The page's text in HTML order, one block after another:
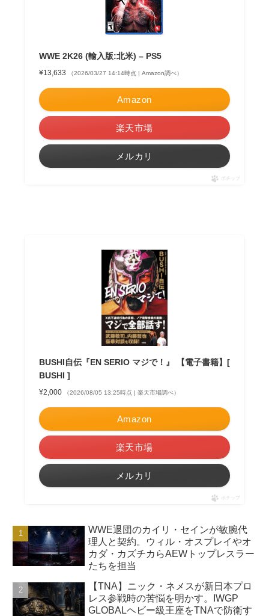
WWE 2K26 (輸入版:北米) – PS5
¥13,633 （2026/03/27 14:14時点 | Amazon調べ）
Amazon
楽天市場
メルカリ
ポチップ
BUSHI自伝『EN SERIO マジで！』 【電子書籍】[
BUSHI ]
¥2,000 （2026/08/05 13:25時点 | 楽天市場調べ）
Amazon
楽天市場
メルカリ
ポチップ
WWE退団のカイリ・セインが敏腕代
理人と契約。ウィル・オスプレイやオ
カダ・カズチカらAEWトップレスラー
たちを担当
【TNA】ニック・ネメスが新日本プロ
レス参戦時の苦悩を明かす。IWGP
GLOBALヘビー級王座をTNAで防衛す